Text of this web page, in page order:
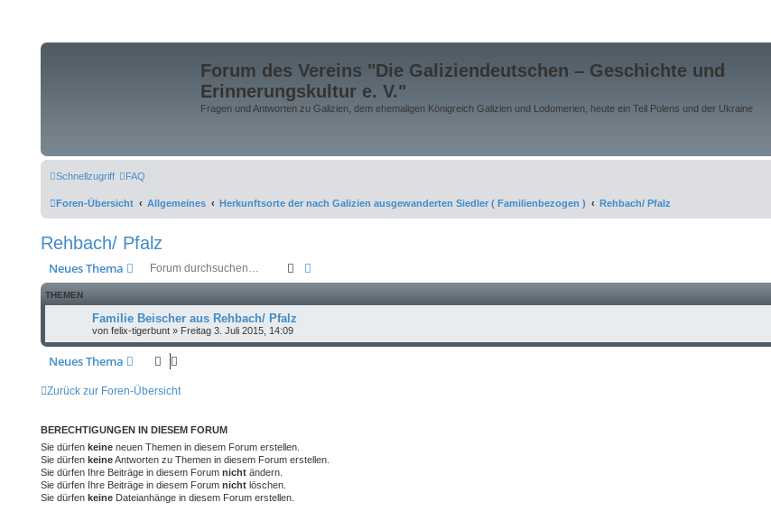
Forum des Vereins "Die Galiziendeutschen – Geschichte und
Erinnerungskultur e. V."
Fragen und Antworten zu Galizien, dem ehemaligen Königreich Galizien und Lodomerien, heute ein Teil Polens und der Ukraine
Schnellzugriff FAQ
Foren-Übersicht Allgemeines Herkunftsorte der nach Galizien ausgewanderten Siedler ( Familienbezogen ) Rehbach/ Pfalz
Rehbach/ Pfalz
Neues Thema Suche
THEMEN
Familie Beischer aus Rehbach/ Pfalz
von felix-tigerbunt » Freitag 3. Juli 2015, 14:09
Neues Thema
Zurück zur Foren-Übersicht
BERECHTIGUNGEN IN DIESEM FORUM
Sie dürfen keine neuen Themen in diesem Forum erstellen.
Sie dürfen keineAntworten zu Themen in diesem Forum erstellen.
Sie dürfen Ihre Beiträge in diesem Forum nicht ändern.
Sie dürfen Ihre Beiträge in diesem Forum nicht löschen.
Sie dürfen keine Dateianhänge in diesem Forum erstellen.